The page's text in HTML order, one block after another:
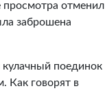
просмотра отменил
заброшена
поединок
говорят в